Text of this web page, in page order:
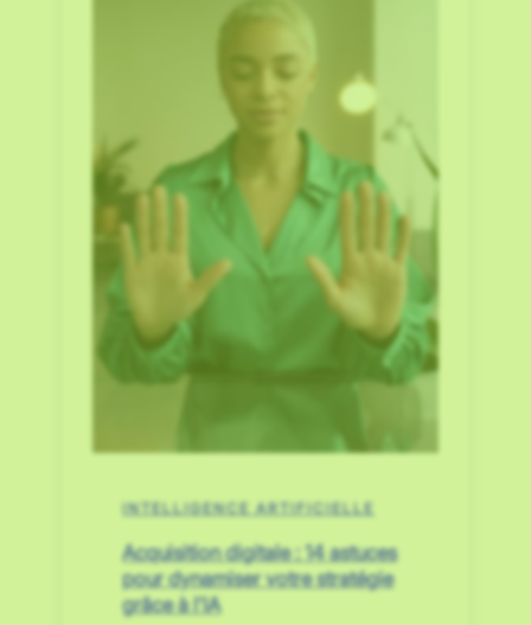
INTELLIGENCE ARTIFICIELLE
Acquisition digitale : 14 astuces
pour dynamiser votre stratégie
grâce à l’IA